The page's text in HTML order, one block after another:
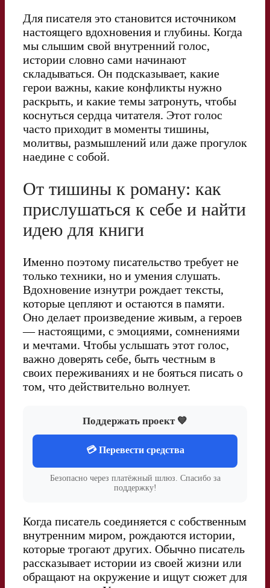
Для писателя это становится источником
настоящего вдохновения и глубины. Когда
мы слышим свой внутренний голос,
истории словно сами начинают
складываться. Он подсказывает, какие
герои важны, какие конфликты нужно
раскрыть, и какие темы затронуть, чтобы
коснуться сердца читателя. Этот голос
часто приходит в моменты тишины,
молитвы, размышлений или даже прогулок
наедине с собой.
От тишины к роману: как
прислушаться к себе и найти
идею для книги
Именно поэтому писательство требует не
только техники, но и умения слушать.
Вдохновение изнутри рождает тексты,
которые цепляют и остаются в памяти.
Оно делает произведение живым, а героев
— настоящими, с эмоциями, сомнениями
и мечтами. Чтобы услышать этот голос,
важно доверять себе, быть честным в
своих переживаниях и не бояться писать о
том, что действительно волнует.
Поддержать проект 💙
💳 Перевести средства
Безопасно через платёжный шлюз. Спасибо за
поддержку!
Когда писатель соединяется с собственным
внутренним миром, рождаются истории,
которые трогают других. Обычно писатель
рассказывает истории из своей жизни или
обращают на окружение и ищут сюжет для